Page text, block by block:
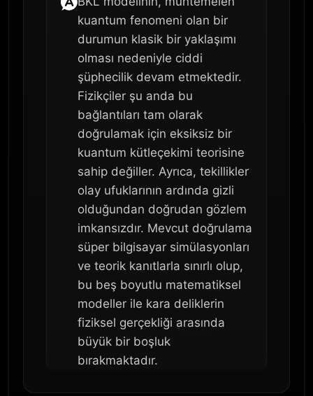
kuantum fenomeni olan bir
durumun klasik bir yaklaşımı
olması nedeniyle ciddi
şüphecilik devam etmektedir.
Fizikçiler şu anda bu
bağlantıları tam olarak
doğrulamak için eksiksiz bir
kuantum kütleçekimi teorisine
sahip değiller. Ayrıca, tekillikler
olay ufuklarının ardında gizli
olduğundan doğrudan gözlem
imkansızdır. Mevcut doğrulama
süper bilgisayar simülasyonları
ve teorik kanıtlarla sınırlı olup,
bu beş boyutlu matematiksel
modeller ile kara deliklerin
fiziksel gerçekliği arasında
büyük bir boşluk
bırakmaktadır.